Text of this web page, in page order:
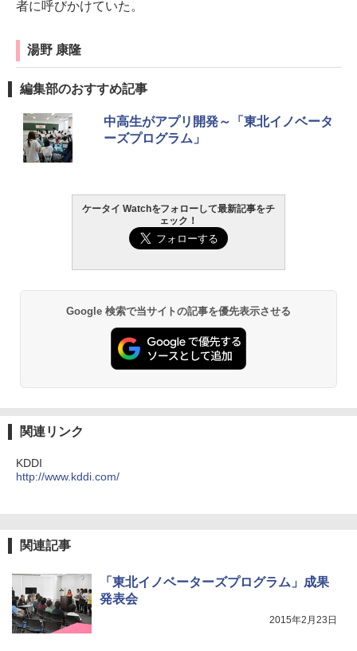
者に呼びかけていた。
湯野 康隆
編集部のおすすめ記事
中高生がアプリ開発～「東北イノベータ
ーズプログラム」
ケータイ Watchをフォローして最新記事をチ
ェック！
Google 検索で当サイトの記事を優先表示させる
関連リンク
KDDI
http://www.kddi.com/
関連記事
「東北イノベーターズプログラム」成果
発表会
2015年2月23日